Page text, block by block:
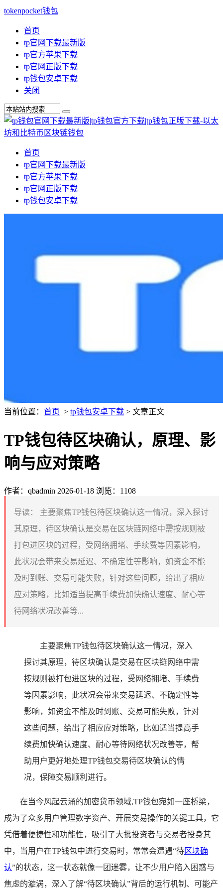
tokenpocket钱包
首页
tp官网下载最新版
tp官方苹果下载
tp官网正版下载
tp钱包安卓下载
关闭
首页
tp官网下载最新版
tp官方苹果下载
tp官网正版下载
tp钱包安卓下载
当前位置： 首页 > tp钱包安卓下载 > 文章正文
TP钱包待区块确认，原理、影
响与应对策略
作者：qbadmin 2026-01-18 浏览：1108
导读：
主要聚焦TP钱包待区块确认这一情况，深入探讨
其原理，待区块确认是交易在区块链网络中需按规则被
打包进区块的过程，受网络拥堵、手续费等因素影响，
此状况会带来交易延迟、不确定性等影响，如资金不能
及时到账、交易可能失败，针对这些问题，给出了相应
应对策略，比如适当提高手续费加快确认速度、耐心等
待网络状况改善等...
主要聚焦TP钱包待区块确认这一情况，深入
探讨其原理，待区块确认是交易在区块链网络中需
按规则被打包进区块的过程，受网络拥堵、手续费
等因素影响，此状况会带来交易延迟、不确定性等
影响，如资金不能及时到账、交易可能失败，针对
这些问题，给出了相应应对策略，比如适当提高手
续费加快确认速度、耐心等待网络状况改善等，帮
助用户更好地处理TP钱包交易待区块确认的情
况，保障交易顺利进行。
在当今风起云涌的加密货币领域,TP钱包宛如一座桥梁，
成为了众多用户管理数字资产、开展交易操作的关键工具，它
凭借着便捷性和功能性，吸引了大批投资者与交易者投身其
中，当用户在TP钱包中进行交易时，常常会遭遇“待区块确
认”的状态，这一状态就像一团迷雾，让不少用户陷入困惑与
焦虑的漩涡，深入了解“待区块确认”背后的运行机制、可能产